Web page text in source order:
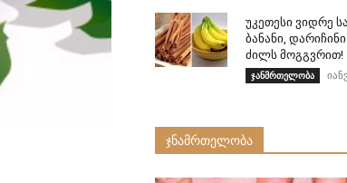
უკეთესი ვიდრე
ბანანი,
ძილს მოგგვრით!
ჯანმრთელობა
ჯნამრთელობა